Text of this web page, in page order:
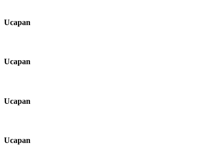
Ucapan
Ucapan
Ucapan
Ucapan